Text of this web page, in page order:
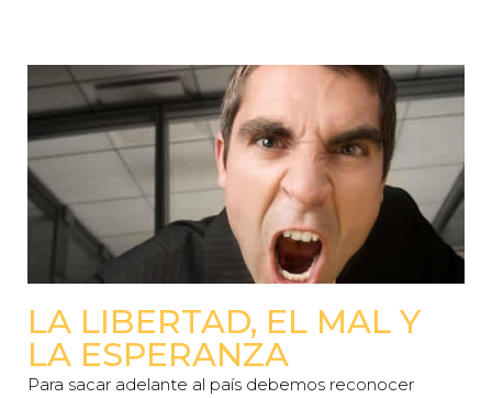
LA LIBERTAD, EL MAL Y
LA ESPERANZA
Para sacar adelante al país debemos reconocer